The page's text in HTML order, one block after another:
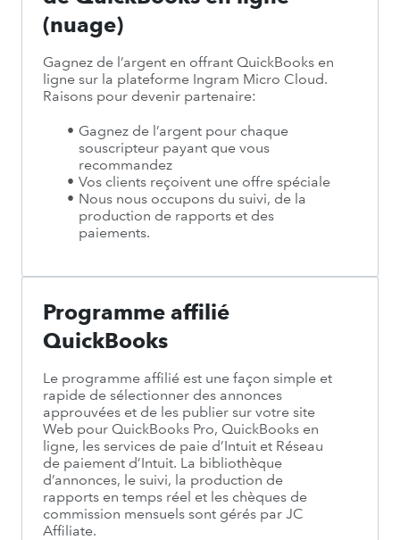
(nuage)
Gagnez de l’argent en offrant QuickBooks en
ligne sur la plateforme Ingram Micro Cloud.
Raisons pour devenir partenaire:
Gagnez de l’argent pour chaque
souscripteur payant que vous
recommandez
Vos clients reçoivent une offre spéciale
Nous nous occupons du suivi, de la
production de rapports et des
paiements.
Programme affilié
QuickBooks
Le programme affilié est une façon simple et
rapide de sélectionner des annonces
approuvées et de les publier sur votre site
Web pour QuickBooks Pro, QuickBooks en
ligne, les services de paie d’Intuit et Réseau
de paiement d’Intuit. La bibliothèque
d’annonces, le suivi, la production de
rapports en temps réel et les chèques de
commission mensuels sont gérés par JC
Affiliate.